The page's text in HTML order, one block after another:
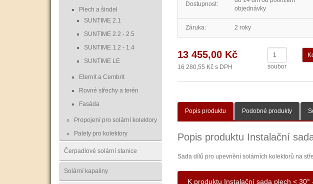
Plech a šindel
SUNTIME 2.1
SUNTIME 2.2 - 2.5
SUNTIME 1.2 - 1.4
SUNTIME LE
Eternit a Cembrit
Rovné střechy a terén
Fasáda
Propojení pro solární kolektory
Palety pro kolektory
Čerpadlové solární stanice
Solární kapaliny
Dostupnost:
objednávky
Záruka: 2 roky
13 455,00 Kč
16 280,55 Kč s DPH soubor
Popis produktu Podobné produkty
Popis produktu Instalační
Sada dílů pro upevnění solárních kolektorů na
K produktu Instalační sada plech <